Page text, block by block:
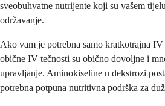
sveobuhvatne nutrijente koji su vašem
održavanje.
Ako vam je potrebna samo kratkotrajna
obične IV tečnosti su obično dovoljne i
upravljanje. Aminokiseline u dekstrozi
potrebna potpuna nutritivna podrška za